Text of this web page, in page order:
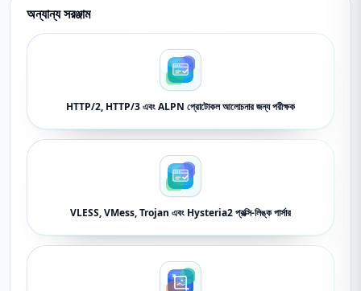
অন্যান্য সরঞ্জাম
HTTP/2, HTTP/3 এবং ALPN প্রোটোকল আলোচনার জন্য পরীক্ষক
VLESS, VMess, Trojan এবং Hysteria2 প্রক্সি-লিঙ্ক পার্সার